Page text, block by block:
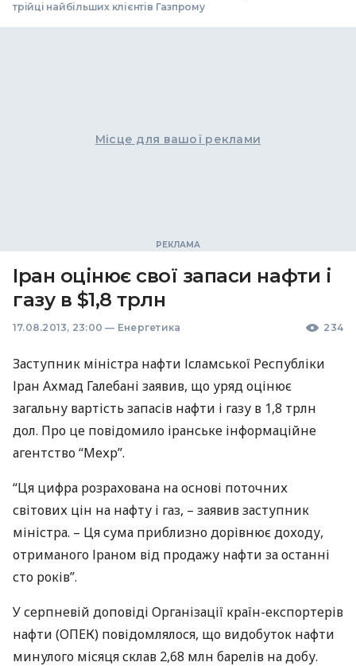
трійці найбільших клієнтів Газпрому
Місце для вашої реклами
Іран оцінює свої запаси нафти і
газу в $1,8 трлн
17.08.2013, 23:00 — Енергетика 234
Заступник міністра нафти Ісламської Республіки
Іран Ахмад Галебані заявив, що уряд оцінює
загальну вартість запасів нафти і газу в 1,8 трлн
дол. Про це повідомило іранське інформаційне
агентство “Мехр”.
“Ця цифра розрахована на основі поточних
світових цін на нафту і газ, – заявив заступник
міністра. – Ця сума приблизно дорівнює доходу,
отриманого Іраном від продажу нафти за останні
сто років”.
У серпневій доповіді Організації країн-експортерів
нафти (ОПЕК) повідомлялося, що видобуток нафти
минулого місяця склав 2,68 млн барелів на добу.